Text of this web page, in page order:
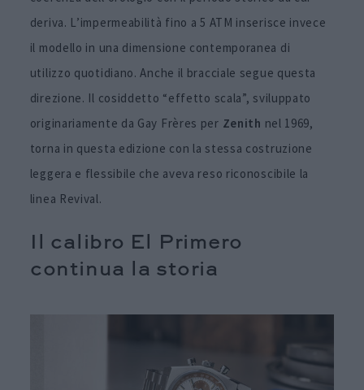
deriva. L’impermeabilità fino a 5 ATM inserisce invece
il modello in una dimensione contemporanea di
utilizzo quotidiano. Anche il bracciale segue questa
direzione. Il cosiddetto “effetto scala”, sviluppato
originariamente da Gay Frères per Zenith nel 1969,
torna in questa edizione con la stessa costruzione
leggera e flessibile che aveva reso riconoscibile la
linea Revival.
Il calibro El Primero
continua la storia